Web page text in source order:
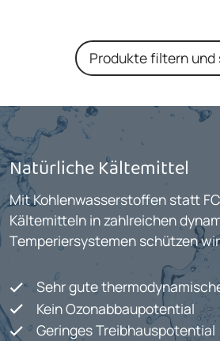
Produkte filtern und
Natürliche Kältemittel
Mit Kohlenwasserstoffen statt
Kältemitteln in zahlreichen
Temperiersystemen schützen
Sehr gute
Kein Ozonabbaupotential
Geringes Treibhauspotential